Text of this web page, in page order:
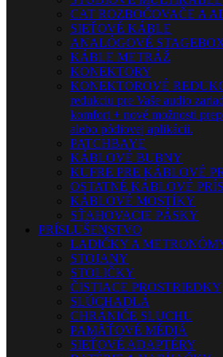
CAT ROZBOČOVAČE A
SIEŤOVÉ KÁBLE
ANALÓGOVÉ
KÁBLE METRÁŽ
KONEKTORY
KONEKTOROVÉ
redukciu pre Vaše audio
komfort + nové možnosti
alebo pódiovej aplikácii.
PATCHBAYE
KÁBLOVÉ BUBNY
KUFRE PRE KÁBLOVÉ
OSTATNÉ KÁBLOVÉ
KÁBLOVÉ MOSTÍKY
SŤAHOVACIE PÁSKY
PRÍSLUŠENSTVO
LADIČKY A
STOJANY
STOLIČKY
ČISTIACE PROSTRIEDKY
SLÚCHADLÁ
CHRÁNIČE SLUCHU
PAMÄŤOVÉ MÉDIÁ
SIEŤOVÉ ADAPTÉRY